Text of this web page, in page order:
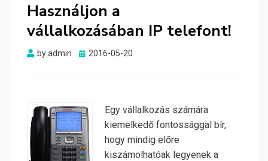
Használjon a
vállalkozásában IP telefont!
byadmin
Posted
2016-05-20
Egy vállalkozás számára
kiemelkedő fontossággal bír,
hogy mindig előre
kiszámolhatóak legyenek a